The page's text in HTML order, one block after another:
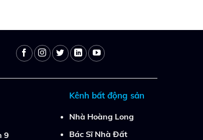
9
Kênh bất động sản
Nhà Hoàng Long
Bác Sĩ Nhà Đất